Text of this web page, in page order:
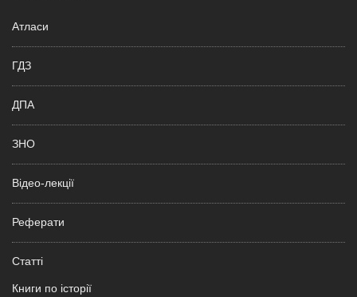
Атласи
ГДЗ
ДПА
ЗНО
Відео-лекції
Реферати
Статті
Книги по історії